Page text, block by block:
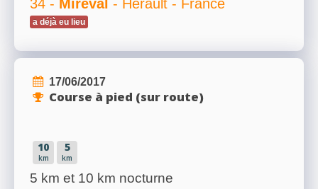
PHOTOS/VIDÉOS
ORGANISATEURS
34 - Mireval - Hérault - France
a déjà eu lieu
17/06/2017
Course à pied (sur route)
10
km
5
km
5 km et 10 km nocturne